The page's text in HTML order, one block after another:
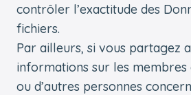
contrôler l’exactitude des
fichiers.
Par ailleurs, si vous partagez
informations sur les
ou d’autres personnes